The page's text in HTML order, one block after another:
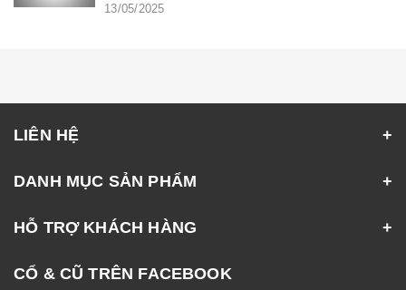
13/05/2025
LIÊN HỆ
DANH MỤC SẢN PHẨM
HỖ TRỢ KHÁCH HÀNG
CỔ & CŨ TRÊN FACEBOOK